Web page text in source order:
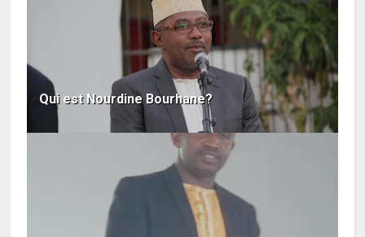
Qui est Nourdine Bourhane?